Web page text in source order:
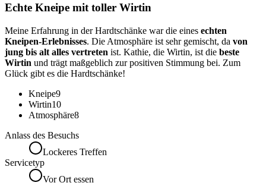
Echte Kneipe mit toller Wirtin
Meine Erfahrung in der Hardtschänke war die eines echten
Kneipen-Erlebnisses. Die Atmosphäre ist sehr gemischt, da von
jung bis alt alles vertreten ist. Kathie, die Wirtin, ist die beste
Wirtin und trägt maßgeblich zur positiven Stimmung bei. Zum
Glück gibt es die Hardtschänke!
Kneipe9
Wirtin10
Atmosphäre8
Anlass des Besuchs
Lockeres Treffen
Servicetyp
Vor Ort essen